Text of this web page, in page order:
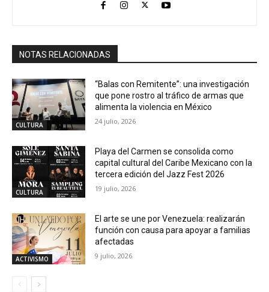
NOTAS RELACIONADAS
CULTURA
“Balas con Remitente”: una investigación
que pone rostro al tráfico de armas que
alimenta la violencia en México
24 julio, 2026
CULTURA
Playa del Carmen se consolida como
capital cultural del Caribe Mexicano con la
tercera edición del Jazz Fest 2026
19 julio, 2026
ACTIVISMO
El arte se une por Venezuela: realizarán
función con causa para apoyar a familias
afectadas
9 julio, 2026